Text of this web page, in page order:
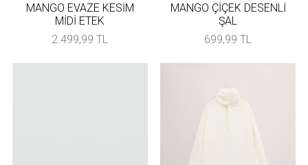
MANGO EVAZE KESİM
MİDİ ETEK
2.499,99 TL
MANGO ÇİÇEK DESENLİ
ŞAL
699,99 TL